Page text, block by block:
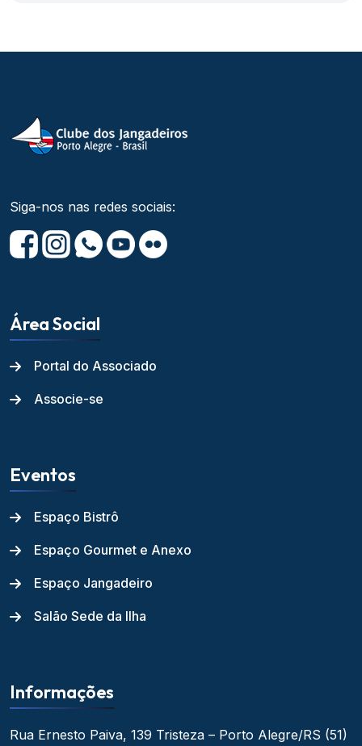
Siga-nos nas redes sociais:
Área Social
Portal do Associado
Associe-se
Eventos
Espaço Bistrô
Espaço Gourmet e Anexo
Espaço Jangadeiro
Salão Sede da Ilha
Informações
Rua Ernesto Paiva, 139 Tristeza – Porto Alegre/RS (51)